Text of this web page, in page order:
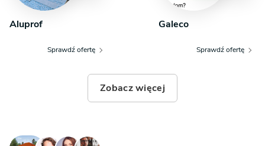
Aluprof
Sprawdź ofertę
Galeco
Sprawdź ofertę
Zobacz więcej